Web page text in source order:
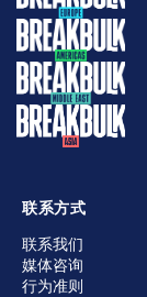
联系方式
联系我们
媒体咨询
行为准则